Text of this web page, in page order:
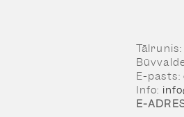
E-pasts:
Info:
E-